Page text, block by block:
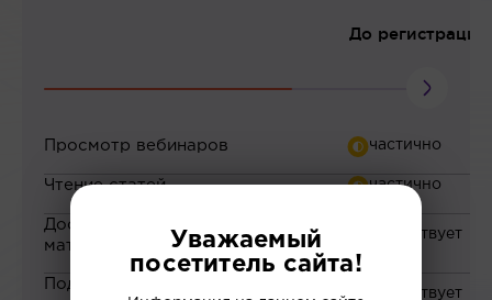
До регистрации
Просмотр вебинаров
Чтение статей
Доступ к закрытым
материалам
Подборка материалов на
Уважаемый
посетитель сайта!